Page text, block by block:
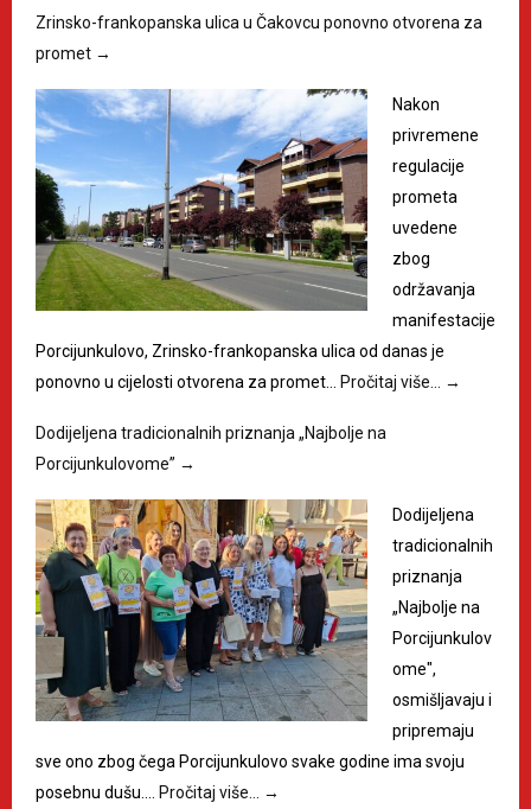
Zrinsko-frankopanska ulica u Čakovcu ponovno otvorena za
promet →
Nakon
privremene
regulacije
prometa
uvedene
zbog
održavanja
manifestacije
Porcijunkulovo, Zrinsko-frankopanska ulica od danas je
ponovno u cijelosti otvorena za promet…
Pročitaj više… →
Dodijeljena tradicionalnih priznanja „Najbolje na
Porcijunkulovome” →
Dodijeljena
tradicionalnih
priznanja
„Najbolje na
Porcijunkulov
ome",
osmišljavaju i
pripremaju
sve ono zbog čega Porcijunkulovo svake godine ima svoju
posebnu dušu.…
Pročitaj više… →